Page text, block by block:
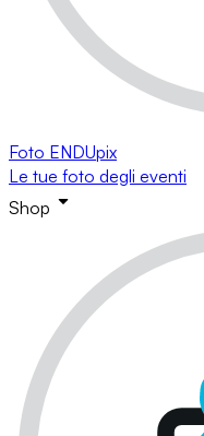
Foto ENDUpix
Le tue foto degli eventi
Shop